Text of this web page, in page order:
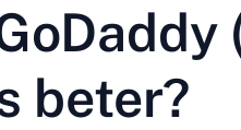
E-mail
ET -
IT -
beter?